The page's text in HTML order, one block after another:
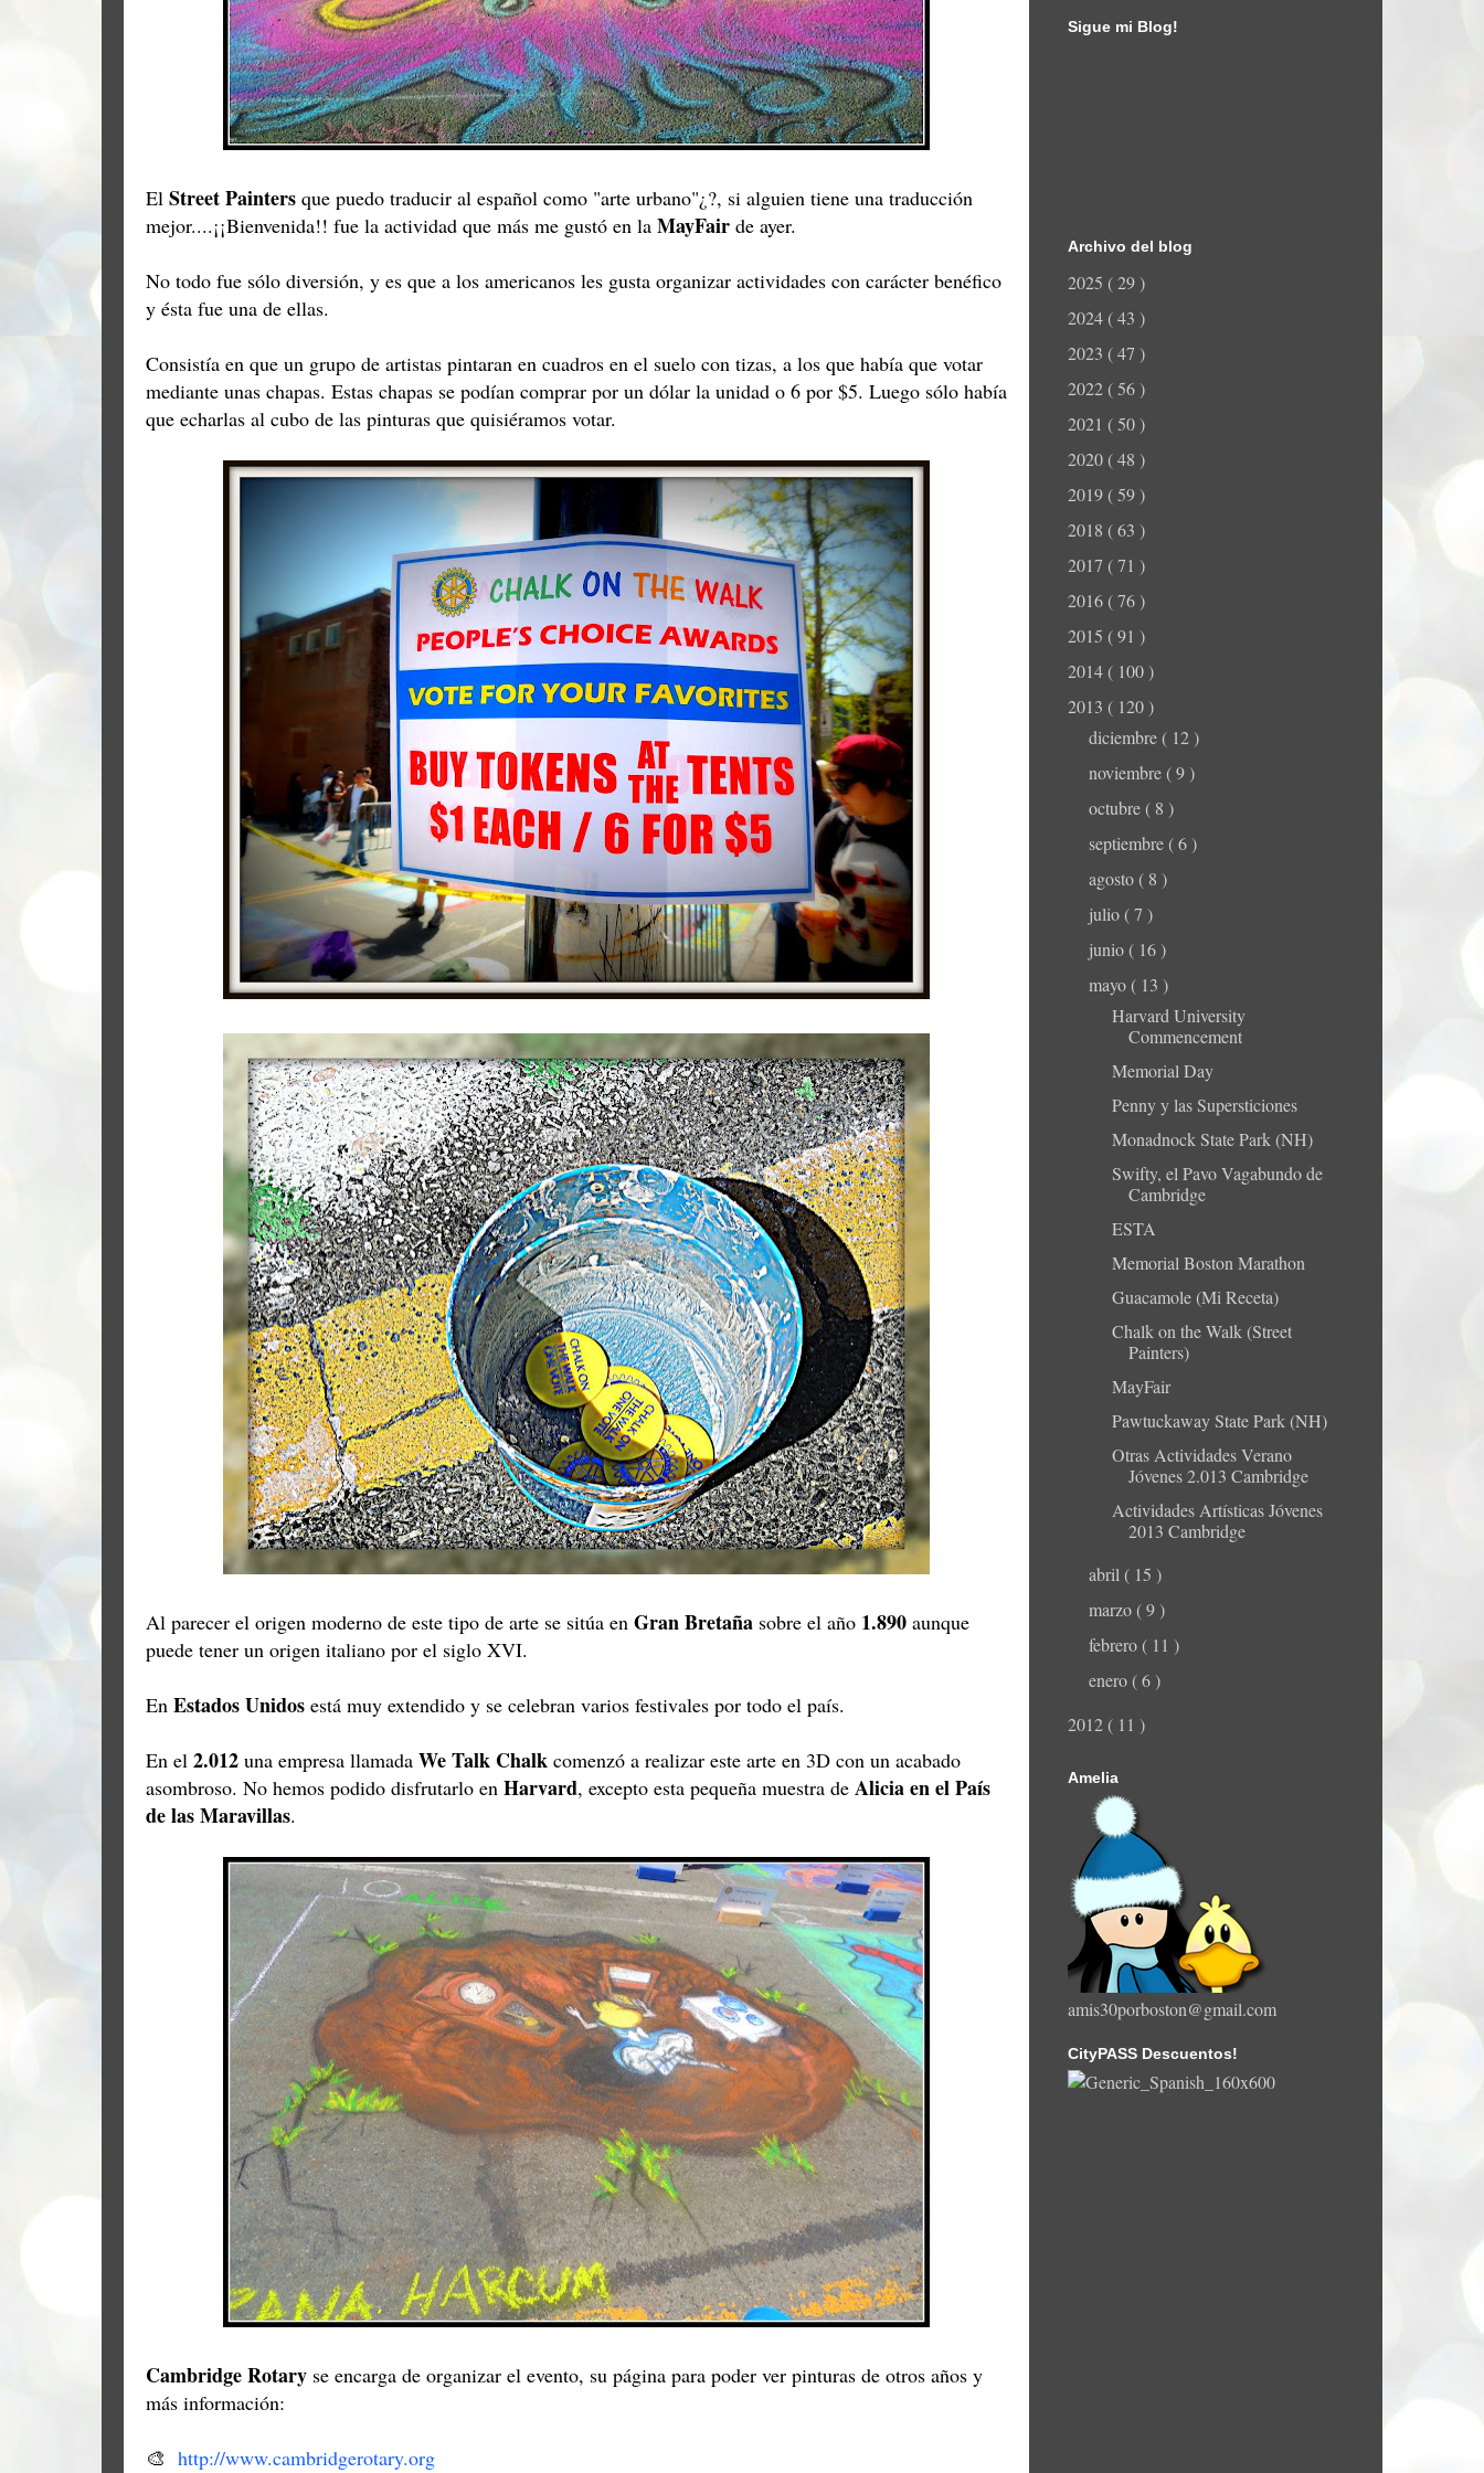
El Street Painters que puedo traducir al español como "arte urbano"¿?, si alguien tiene una traducción
mejor....¡¡Bienvenida!! fue la actividad que más me gustó en la MayFair de ayer.
No todo fue sólo diversión, y es que a los americanos les gusta organizar actividades con carácter benéfico
y ésta fue una de ellas.
Consistía en que un grupo de artistas pintaran en cuadros en el suelo con tizas, a los que había que votar
mediante unas chapas. Estas chapas se podían comprar por un dólar la unidad o 6 por $5. Luego sólo había
que echarlas al cubo de las pinturas que quisiéramos votar.
Al parecer el origen moderno de este tipo de arte se sitúa en Gran Bretaña sobre el año 1.890 aunque
puede tener un origen italiano por el siglo XVI.
En Estados Unidos está muy extendido y se celebran varios festivales por todo el país.
En el 2.012 una empresa llamada We Talk Chalk comenzó a realizar este arte en 3D con un acabado
asombroso. No hemos podido disfrutarlo en Harvard, excepto esta pequeña muestra de Alicia en el País
de las Maravillas.
Cambridge Rotary se encarga de organizar el evento, su página para poder ver pinturas de otros años y
más información:
🎨 http://www.cambridgerotary.org
Sigue mi Blog!
Archivo del blog
2025 ( 29 )
2024 ( 43 )
2023 ( 47 )
2022 ( 56 )
2021 ( 50 )
2020 ( 48 )
2019 ( 59 )
2018 ( 63 )
2017 ( 71 )
2016 ( 76 )
2015 ( 91 )
2014 ( 100 )
2013 ( 120 )
diciembre ( 12 )
noviembre ( 9 )
octubre ( 8 )
septiembre ( 6 )
agosto ( 8 )
julio ( 7 )
junio ( 16 )
mayo ( 13 )
Harvard University
Commencement
Memorial Day
Penny y las Supersticiones
Monadnock State Park (NH)
Swifty, el Pavo Vagabundo de
Cambridge
ESTA
Memorial Boston Marathon
Guacamole (Mi Receta)
Chalk on the Walk (Street
Painters)
MayFair
Pawtuckaway State Park (NH)
Otras Actividades Verano
Jóvenes 2.013 Cambridge
Actividades Artísticas Jóvenes
2013 Cambridge
abril ( 15 )
marzo ( 9 )
febrero ( 11 )
enero ( 6 )
2012 ( 11 )
Amelia
amis30porboston@gmail.com
CityPASS Descuentos!